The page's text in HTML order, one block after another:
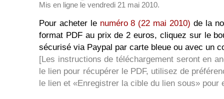
Mis en ligne le vendredi 21 mai 2010.
Pour acheter le numéro 8 (22 mai 2010) de la
format PDF au prix de 2 euros, cliquez sur le
sécurisé via Paypal par carte bleue ou avec un
[Les instructions de téléchargement seront en
le lien pour récupérer le PDF, utilisez de
le lien et «Enregistrer la cible du lien sous» pour